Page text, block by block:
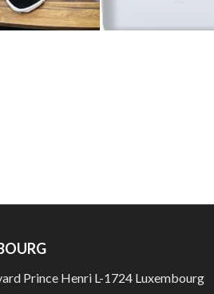
Prince Henri L-1724 Luxembourg